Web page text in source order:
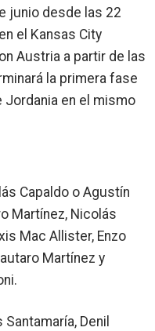
junio desde las 22
en el Kansas City
Austria a partir de las
la primera fase
Jordania en el mismo
Capaldo o Agustín
Martínez, Nicolás
Mac Allister, Enzo
Martínez y
Denil